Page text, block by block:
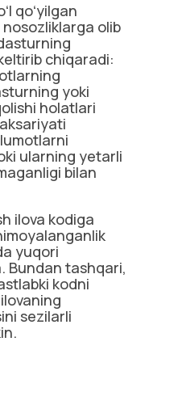
qoʻyilgan
olib
chiqaradi:
yoki
holatlari
ularning yetarli
bilan
ilova kodiga
yuqori
Bundan tashqari,
kodni
sezilarli